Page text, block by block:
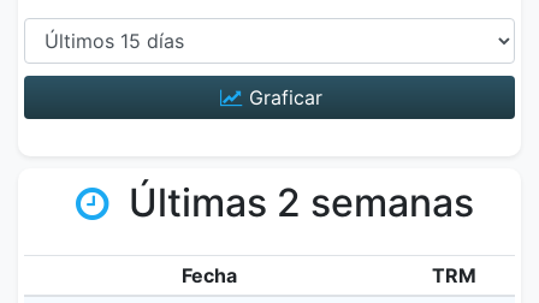
Graficar
Últimas 2 semanas
Fecha
TRM